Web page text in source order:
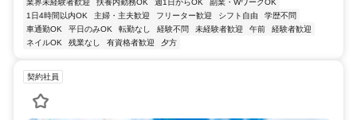
業界未経験者歓迎 扶養内勤務OK 週1日からOK
副業・WワークOK
1日4時間以内OK
主婦・主夫歓迎 フリーター歓迎 シフト自由
学歴不問
車通勤OK
平日のみOK 転勤なし 経験不問 未経験者歓迎 午前
経験者歓迎
ネイルOK
残業なし 有資格者歓迎 夕方
契約社員